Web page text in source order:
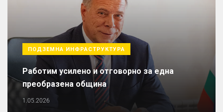
ПОДЗЕМНА ИНФРАСТРУКТУРА
Работим усилено и отговорно за една
преобразена община
1.05.2026